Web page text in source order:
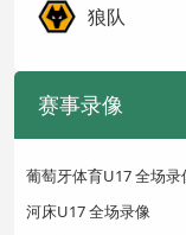
狼队
赛事录像
葡萄牙体育U17 全场录
河床U17 全场录像